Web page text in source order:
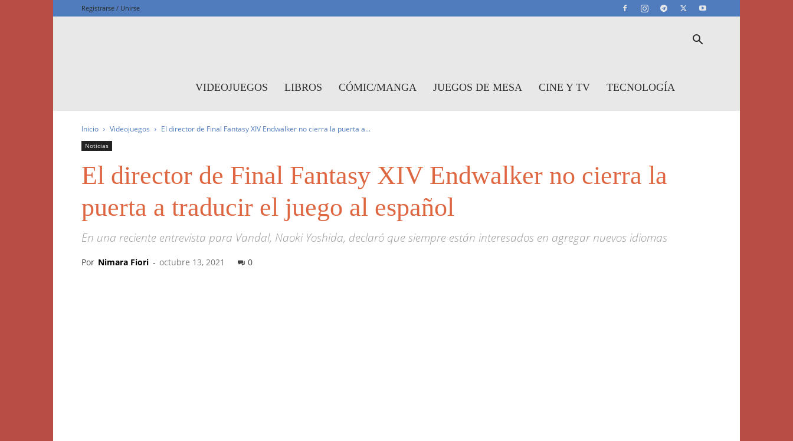
Registrarse / Unirse
VIDEOJUEGOS LIBROS CÓMIC/MANGA JUEGOS DE MESA CINE Y TV TECNOLOGÍA
Inicio Videojuegos El director de Final Fantasy XIV Endwalker no cierra la puerta a...
Noticias
El director de Final Fantasy XIV Endwalker no cierra la
puerta a traducir el juego al español
En una reciente entrevista para Vandal, Naoki Yoshida, declaró que siempre están interesados en agregar nuevos idiomas
Por Nimara Fiori - octubre 13, 2021 0